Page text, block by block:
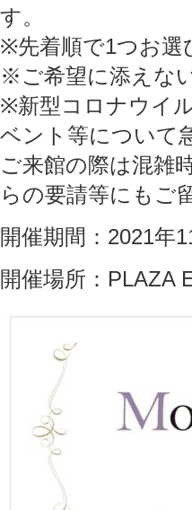
す。
※先着順で1つお選
※ご希望に添えな
※新型コロナウイ
ベント等について
ご来館の際は混雑
らの要請等にもご
開催期間：2021年
開催場所：PLAZA